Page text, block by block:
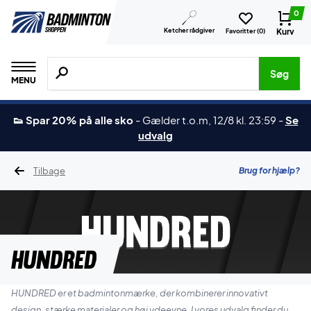
Ketcher rådgiver Favoritter (0)
0
Kurv
MENU
Søg efter produkter, mærker etc.
Søg
👟 Spar 20% på alle sko - Gælder t.o.m, 12/8 kl. 23:59 -Se
udvalg
Tilbage Brug for hjælp?
Hundred
HUNDRED er et badmintonmærke, der kombinerer innovativt